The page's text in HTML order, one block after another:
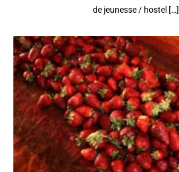
de jeunesse / hostel […]